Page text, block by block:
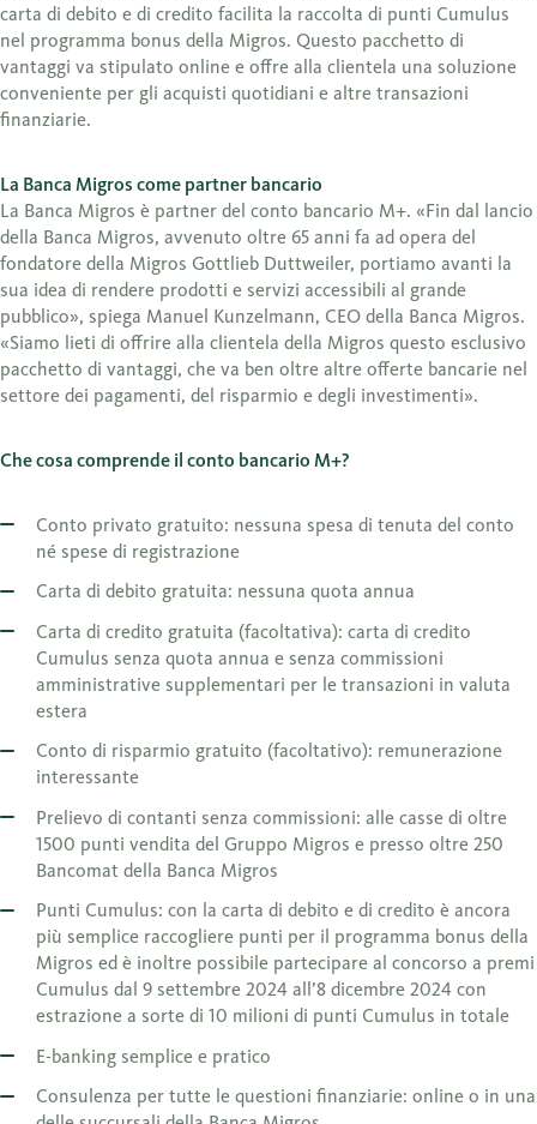
carta di debito e di credito facilita la raccolta di punti Cumulus
nel programma bonus della Migros. Questo pacchetto di
vantaggi va stipulato online e offre alla clientela una soluzione
conveniente per gli acquisti quotidiani e altre transazioni
finanziarie.
La Banca Migros come partner bancario
La Banca Migros è partner del conto bancario M+. «Fin dal lancio
della Banca Migros, avvenuto oltre 65 anni fa ad opera del
fondatore della Migros Gottlieb Duttweiler, portiamo avanti la
sua idea di rendere prodotti e servizi accessibili al grande
pubblico», spiega Manuel Kunzelmann, CEO della Banca Migros.
«Siamo lieti di offrire alla clientela della Migros questo esclusivo
pacchetto di vantaggi, che va ben oltre altre offerte bancarie nel
settore dei pagamenti, del risparmio e degli investimenti».
Che cosa comprende il conto bancario M+?
Conto privato gratuito: nessuna spesa di tenuta del conto
né spese di registrazione
Carta di debito gratuita: nessuna quota annua
Carta di credito gratuita (facoltativa): carta di credito
Cumulus senza quota annua e senza commissioni
amministrative supplementari per le transazioni in valuta
estera
Conto di risparmio gratuito (facoltativo): remunerazione
interessante
Prelievo di contanti senza commissioni: alle casse di oltre
1500 punti vendita del Gruppo Migros e presso oltre 250
Bancomat della Banca Migros
Punti Cumulus: con la carta di debito e di credito è ancora
più semplice raccogliere punti per il programma bonus della
Migros ed è inoltre possibile partecipare al concorso a premi
Cumulus dal 9 settembre 2024 all’8 dicembre 2024 con
estrazione a sorte di 10 milioni di punti Cumulus in totale
E-banking semplice e pratico
Consulenza per tutte le questioni finanziarie: online o in una